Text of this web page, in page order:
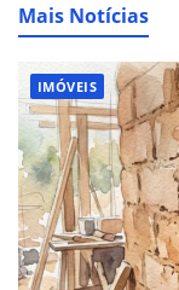
Mais Notícias
IMÓVEIS